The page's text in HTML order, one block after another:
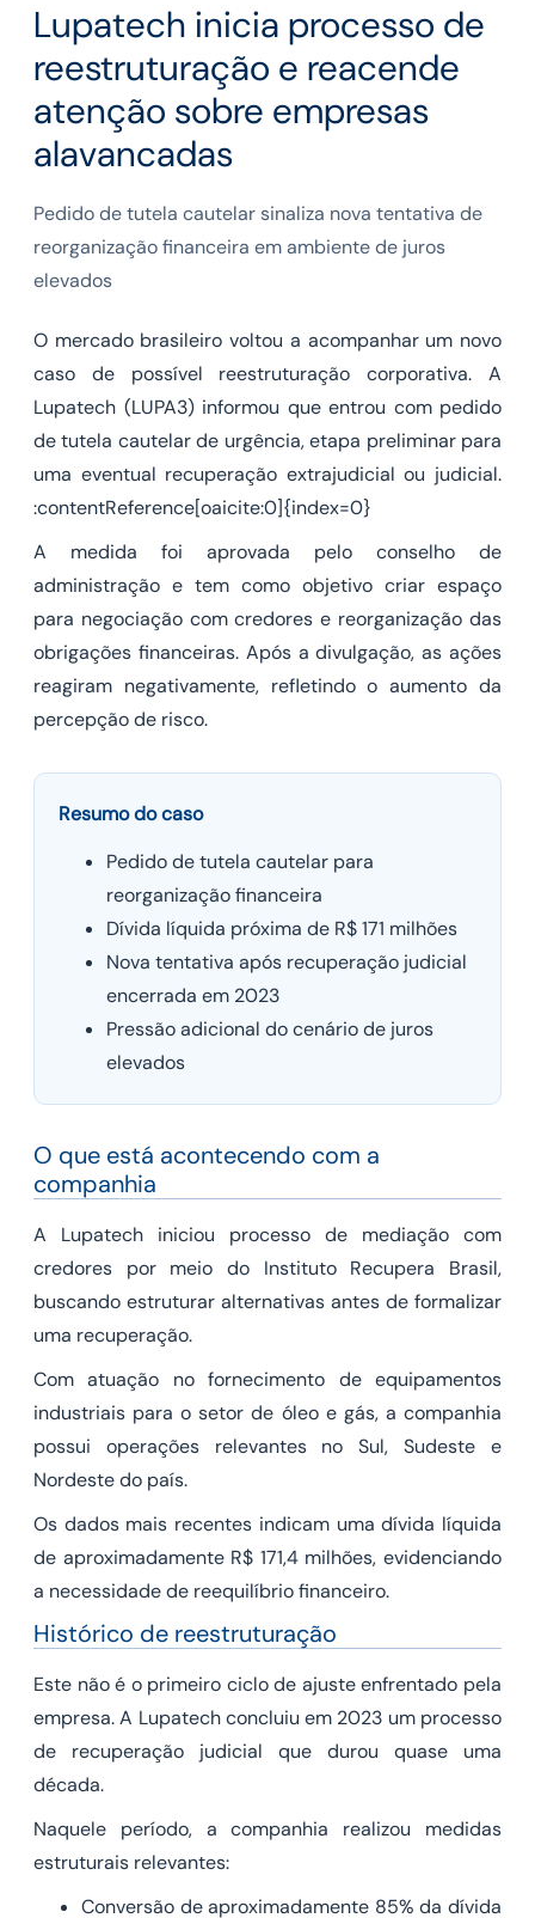
Lupatech inicia processo de
reestruturação e reacende
atenção sobre empresas
alavancadas
Pedido de tutela cautelar sinaliza nova tentativa de
reorganização financeira em ambiente de juros
elevados
O mercado brasileiro voltou a acompanhar um novo
caso de possível reestruturação corporativa. A
Lupatech (LUPA3) informou que entrou com pedido
de tutela cautelar de urgência, etapa preliminar para
uma eventual recuperação extrajudicial ou judicial.
:contentReference[oaicite:0]{index=0}
A medida foi aprovada pelo conselho de
administração e tem como objetivo criar espaço
para negociação com credores e reorganização das
obrigações financeiras. Após a divulgação, as ações
reagiram negativamente, refletindo o aumento da
percepção de risco.
Resumo do caso
Pedido de tutela cautelar para
reorganização financeira
Dívida líquida próxima de R$ 171 milhões
Nova tentativa após recuperação judicial
encerrada em 2023
Pressão adicional do cenário de juros
elevados
O que está acontecendo com a
companhia
A Lupatech iniciou processo de mediação com
credores por meio do Instituto Recupera Brasil,
buscando estruturar alternativas antes de formalizar
uma recuperação.
Com atuação no fornecimento de equipamentos
industriais para o setor de óleo e gás, a companhia
possui operações relevantes no Sul, Sudeste e
Nordeste do país.
Os dados mais recentes indicam uma dívida líquida
de aproximadamente R$ 171,4 milhões, evidenciando
a necessidade de reequilíbrio financeiro.
Histórico de reestruturação
Este não é o primeiro ciclo de ajuste enfrentado pela
empresa. A Lupatech concluiu em 2023 um processo
de recuperação judicial que durou quase uma
década.
Naquele período, a companhia realizou medidas
estruturais relevantes:
Conversão de aproximadamente 85% da dívida